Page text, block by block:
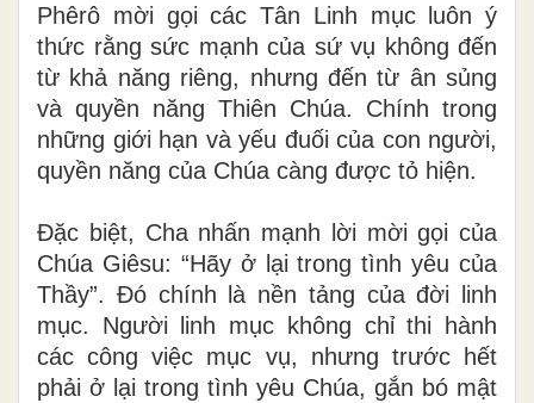
Phêrô mời gọi các Tân Linh mục luôn ý
thức rằng sức mạnh của sứ vụ không đến
từ khả năng riêng, nhưng đến từ ân sủng
và quyền năng Thiên Chúa. Chính trong
những giới hạn và yếu đuối của con người,
quyền năng của Chúa càng được tỏ hiện.
Đặc biệt, Cha nhấn mạnh lời mời gọi của
Chúa Giêsu: “Hãy ở lại trong tình yêu của
Thầy”. Đó chính là nền tảng của đời linh
mục. Người linh mục không chỉ thi hành
các công việc mục vụ, nhưng trước hết
phải ở lại trong tình yêu Chúa, gắn bó mật